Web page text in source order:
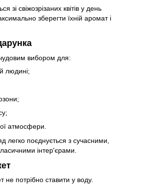
зі свіжозрізаних квітів у день
зберегти їхній аромат і
вибором для:
людині;
атмосфери.
легко поєднується з сучасними,
інтер'єрами.
не потрібно ставити у воду.